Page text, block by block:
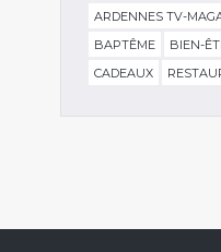
ARDENNES TV-
BAPTÊME
BIEN-
CADEAUX